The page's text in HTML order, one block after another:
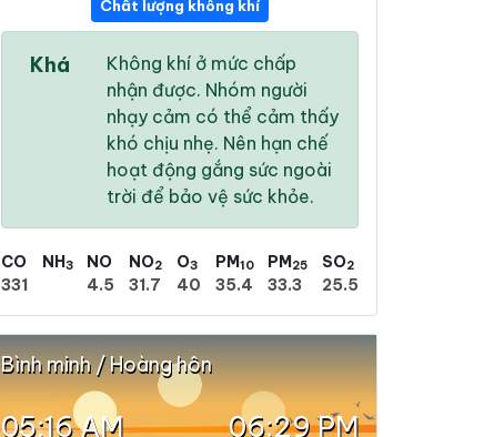
31 °/
31 ° /
Chất lượng không khí
Khá
Không khí ở mức chấp
nhận được. Nhóm người
nhạy cảm có thể cảm thấy
khó chịu nhẹ. Nên hạn chế
hoạt động gắng sức ngoài
trời để bảo vệ sức khỏe.
CO
331
NH3
NO
4.5
NO2
31.7
O3
40
PM10
35.4
PM25
33.3
SO2
25.5
Bình minh / Hoàng hôn
05:16 AM 06:29 PM